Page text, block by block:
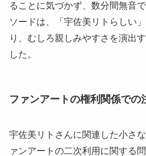
ることに気づかず、数分間無音
ソードは、「宇佐美リトらしい
り、むしろ親しみやすさを演出
した。
ファンアートの権利関係での
宇佐美リトさんに関連した小さ
ァンアートの二次利用に関する